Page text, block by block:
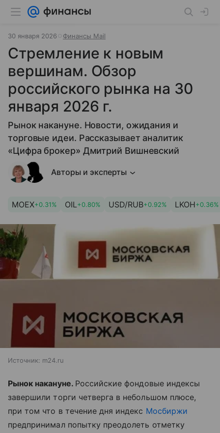
30 января 2026 Финансы Mail
Стремление к новым
вершинам. Обзор
российского рынка на 30
января 2026 г.
Рынок накануне. Новости, ожидания и
торговые идеи. Рассказывает аналитик
«Цифра брокер» Дмитрий Вишневский
Авторы и эксперты
MOEX+0.31% OIL+0.80% USD/RUB+0.92% LKOH+0.36%
Источник: m24.ru
Рынок накануне. Российские фондовые индексы
завершили торги четверга в небольшом плюсе,
при том что в течение дня индекс Мосбиржи
предпринимал попытку преодолеть отметку